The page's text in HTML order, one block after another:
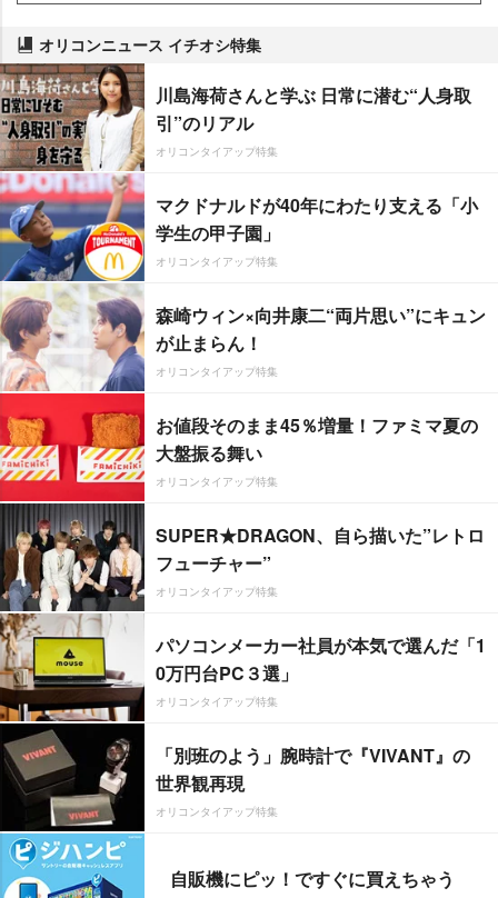
オリコンニュース イチオシ特集
川島海荷さんと学ぶ 日常に潜む“人身取
引”のリアル
オリコンタイアップ特集
マクドナルドが40年にわたり支える「小
学生の甲子園」
オリコンタイアップ特集
森崎ウィン×向井康二“両片思い”にキュン
が止まらん！
オリコンタイアップ特集
お値段そのまま45％増量！ファミマ夏の
大盤振る舞い
オリコンタイアップ特集
SUPER★DRAGON、自ら描いた”レトロ
フューチャー”
オリコンタイアップ特集
パソコンメーカー社員が本気で選んだ「1
0万円台PC３選」
オリコンタイアップ特集
「別班のよう」腕時計で『VIVANT』の
世界観再現
オリコンタイアップ特集
自販機にピッ！ですぐに買えちゃう